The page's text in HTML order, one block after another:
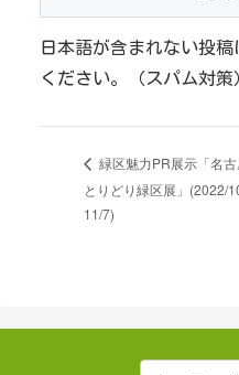
日本語が含まれない投
ください。（スパム対策
緑区魅力PR展示「名
とりどり緑区展」(2022/
11/7)